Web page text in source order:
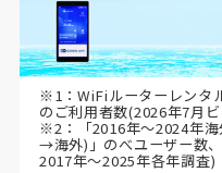
※1：WiFiルーターレンタ
のご利用者数(2026年7月
※2：「2016年～2024年
→海外)」のべユーザー数
2017年～2025年各年調査)